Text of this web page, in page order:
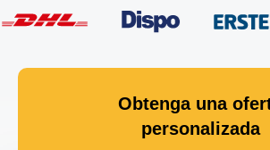
Obtenga una
personalizada